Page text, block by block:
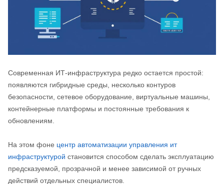
Современная ИТ-инфраструктура редко остается простой:
появляются гибридные среды, несколько контуров
безопасности, сетевое оборудование, виртуальные машины,
контейнерные платформы и постоянные требования к
обновлениям.
На этом фоне центр автоматизации управления ит
инфраструктурой становится способом сделать эксплуатацию
предсказуемой, прозрачной и менее зависимой от ручных
действий отдельных специалистов.